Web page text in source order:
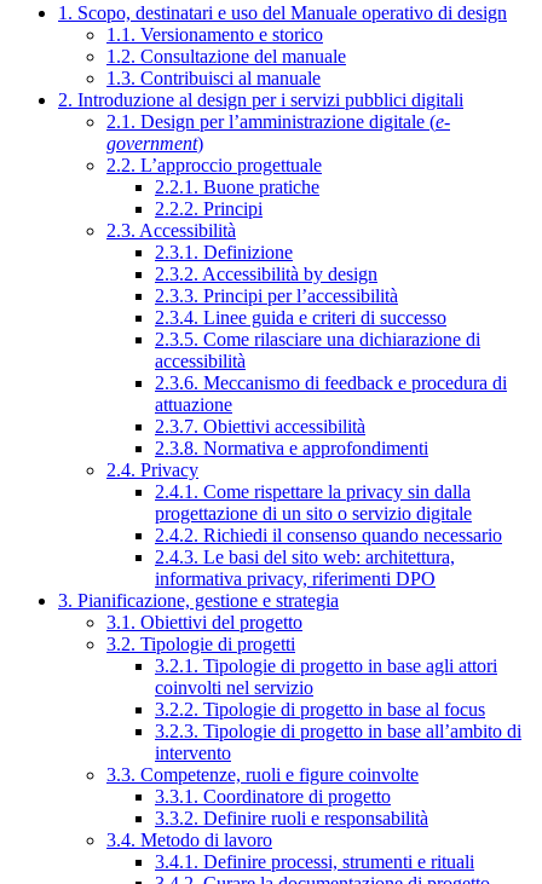
1. Scopo, destinatari e uso del Manuale operativo di design
1.1. Versionamento e storico
1.2. Consultazione del manuale
1.3. Contribuisci al manuale
2. Introduzione al design per i servizi pubblici digitali
2.1. Design per l’amministrazione digitale (e-
government)
2.2. L’approccio progettuale
2.2.1. Buone pratiche
2.2.2. Principi
2.3. Accessibilità
2.3.1. Definizione
2.3.2. Accessibilità by design
2.3.3. Principi per l’accessibilità
2.3.4. Linee guida e criteri di successo
2.3.5. Come rilasciare una dichiarazione di
accessibilità
2.3.6. Meccanismo di feedback e procedura di
attuazione
2.3.7. Obiettivi accessibilità
2.3.8. Normativa e approfondimenti
2.4. Privacy
2.4.1. Come rispettare la privacy sin dalla
progettazione di un sito o servizio digitale
2.4.2. Richiedi il consenso quando necessario
2.4.3. Le basi del sito web: architettura,
informativa privacy, riferimenti DPO
3. Pianificazione, gestione e strategia
3.1. Obiettivi del progetto
3.2. Tipologie di progetti
3.2.1. Tipologie di progetto in base agli attori
coinvolti nel servizio
3.2.2. Tipologie di progetto in base al focus
3.2.3. Tipologie di progetto in base all’ambito di
intervento
3.3. Competenze, ruoli e figure coinvolte
3.3.1. Coordinatore di progetto
3.3.2. Definire ruoli e responsabilità
3.4. Metodo di lavoro
3.4.1. Definire processi, strumenti e rituali